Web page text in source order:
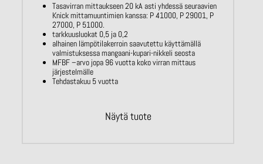
Tasavirran mittaukseen 20 kA asti yhdessä seuraavien
Knick mittamuuntimien kanssa: P 41000, P 29001, P
27000, P 51000.
tarkkuusluokat 0,5 ja 0,2
alhainen lämpötilakerroin saavutettu käyttämällä
valmistuksessa mangaani-kupari-nikkeli seosta
MFBF –arvo jopa 96 vuotta koko virran mittaus
järjestelmälle
Tehdastakuu 5 vuotta
Näytä tuote